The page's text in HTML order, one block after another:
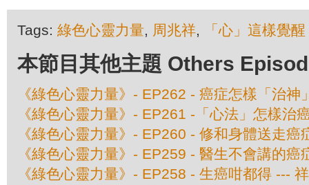
Tags: 綠色心靈力量, 周兆祥, 「心」這樣覺醒
本節目其他主題 Others
《綠色心靈力量》- EP262 - 癌症怎樣「治
《綠色心靈力量》- EP261 -「心法」怎樣治
《綠色心靈力量》- EP260 - 修和身體送走
《綠色心靈力量》- EP259 - 醫生不會講的
《綠色心靈力量》- EP258 - 生癌咁都得 ---